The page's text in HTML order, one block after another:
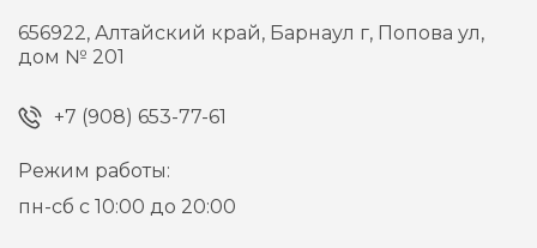
656922,Алтайский край, Барнаул г, Попова ул,
дом № 201
+7 (908) 653-77-61
Режим работы:
пн-сб с 10:00 до 20:00